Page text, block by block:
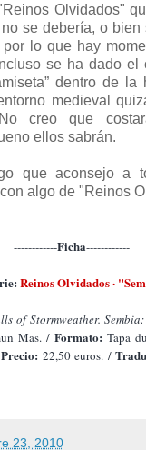
Olvidados"
se debería, o bien
lo que hay
se ha dado el
dentro de la
medieval
creo que
ellos sabrán.
que aconsejo a
algo de "Reinos
------------Ficha------------
Reinos Olvidados ·
of Stormweather.
Mas. / Formato: Tapa
Precio: 22,50 euros. /
23, 2010